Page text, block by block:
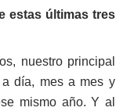
estas últimas tres
nuestro principal
día, mes a mes y
mismo año. Y al